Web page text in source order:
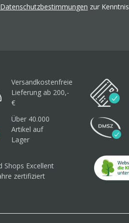
Datenschutzbestimmungen zur Kenntnis
Versandkostenfreie
Lieferung ab 200,-
€
Über 40.000
Artikel auf
Lager